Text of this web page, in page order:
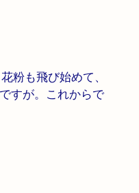
粉も飛び始めて、
すが。これからで